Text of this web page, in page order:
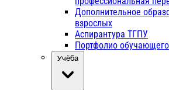
Дополнительное
взрослых
Аспирантура ТГПУ
Портфолио
Учёба